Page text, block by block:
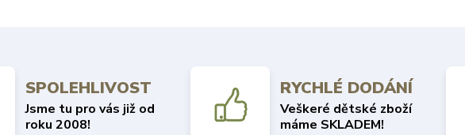
SPOLEHLIVOST
Jsme tu pro vás již od
roku 2008!
RYCHLÉ DODÁNÍ
Veškeré dětské zboží
máme SKLADEM!